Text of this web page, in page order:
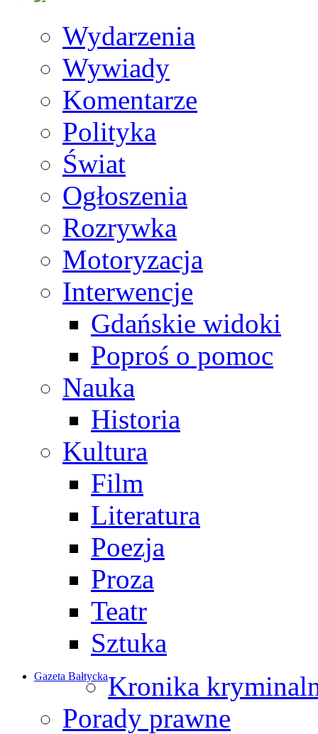
Wydarzenia
Wywiady
Komentarze
Polityka
Świat
Ogłoszenia
Rozrywka
Motoryzacja
Interwencje
Gdańskie widoki
Poproś o pomoc
Nauka
Historia
Kultura
Film
Literatura
Poezja
Proza
Teatr
Sztuka
Gazeta BałtyckaKronika
Porady prawne